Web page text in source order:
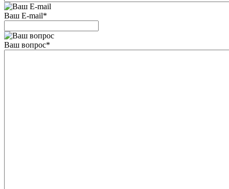
Ваш E-mail*
Ваш вопрос*